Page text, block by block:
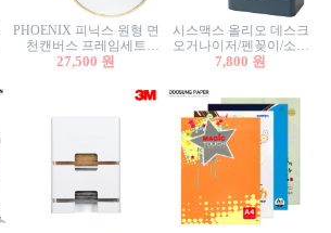
PHOENIX 피닉스 원형 면
천캔버스 프레임세트
30cm/원형캔버스/플로팅
27,500 원
시스맥스 올리오 데스크
오거나이저/펜꽂이/소품
꽂이/소품함/정리함/수납
7,800 원